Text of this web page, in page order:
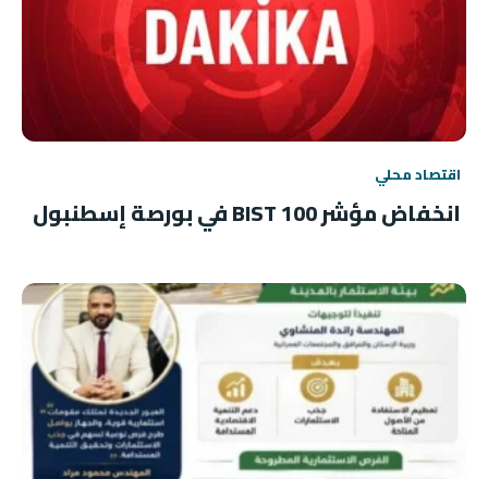
اقتصاد محلي
انخفاض مؤشر BIST 100 في بورصة إسطنبول